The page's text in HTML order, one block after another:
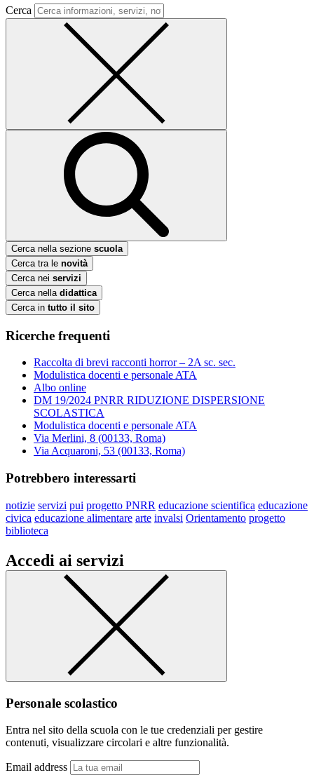
Cerca
Cerca nella sezione scuola
Cerca tra le novità
Cerca nei servizi
Cerca nella didattica
Cerca in tutto il sito
Ricerche frequenti
Raccolta di brevi racconti horror – 2A sc. sec.
Modulistica docenti e personale ATA
Albo online
DM 19/2024 PNRR RIDUZIONE DISPERSIONE
SCOLASTICA
Modulistica docenti e personale ATA
Via Merlini, 8 (00133, Roma)
Via Acquaroni, 53 (00133, Roma)
Potrebbero interessarti
notizie servizi pui progetto PNRR educazione scientifica educazione
civica educazione alimentare arte invalsi Orientamento progetto
biblioteca
Accedi ai servizi
Personale scolastico
Entra nel sito della scuola con le tue credenziali per gestire
contenuti, visualizzare circolari e altre funzionalità.
Email address